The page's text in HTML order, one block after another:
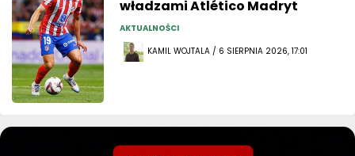
władzami Atlético Madryt
AKTUALNOŚCI
KAMIL WOJTALA / 6 SIERPNIA 2026, 17:01